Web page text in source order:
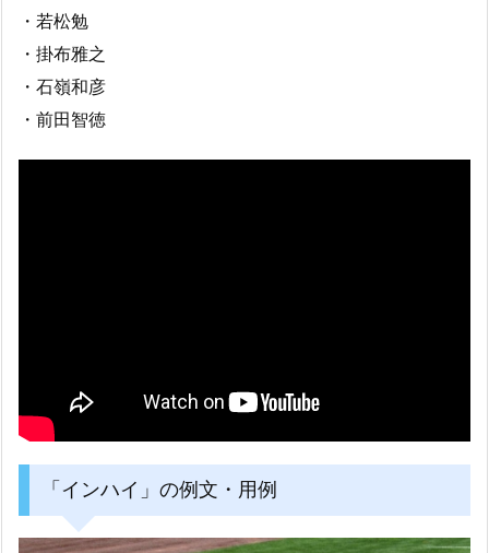
・若松勉
・掛布雅之
・石嶺和彦
・前田智徳
「インハイ」の例文・用例